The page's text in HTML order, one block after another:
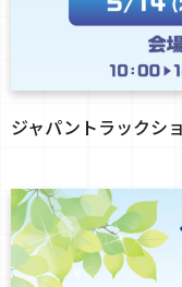
ジャパントラックシ